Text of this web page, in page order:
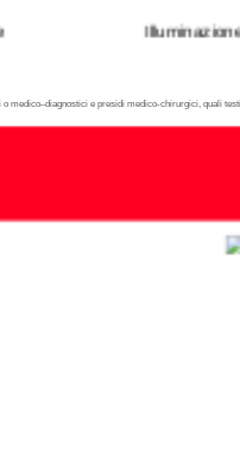
e presidi medico-chirurgici, quali